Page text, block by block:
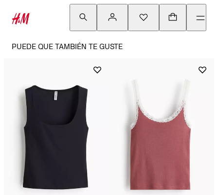
PUEDE QUE TAMBIÉN TE GUSTE